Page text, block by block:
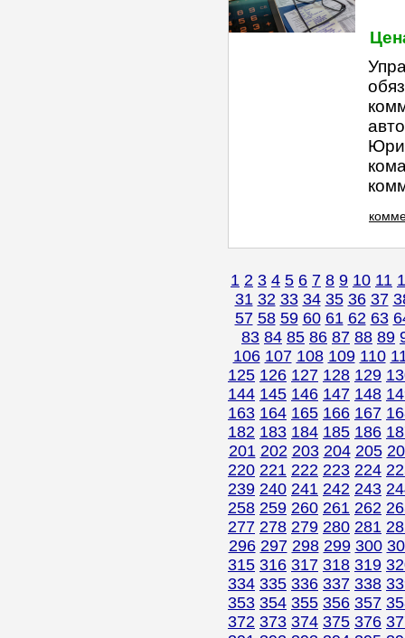
1 2 3 4 5 6 7 8 9 10 11
31 32 33 34 35 36 37
57 58 59 60 61 62 63
83 84 85 86 87 88 89
106 107 108 109 110
125 126 127 128 129
144 145 146 147 148
163 164 165 166 167
182 183 184 185 186
201 202 203 204 205
220 221 222 223 224
239 240 241 242 243
258 259 260 261 262
277 278 279 280 281
296 297 298 299 300
315 316 317 318 319
334 335 336 337 338
353 354 355 356 357
372 373 374 375 376